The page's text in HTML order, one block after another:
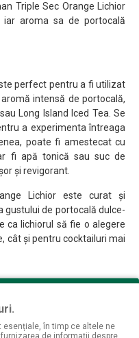
Triple Sec Orange Lichior
aroma sa de portocală
perfect pentru a fi utilizat
intensă de portocală,
Long Island Iced Tea. Se
a experimenta întreaga
poate fi amestecat cu
fi apă tonică sau suc de
și revigorant.
Lichior este curat și
gustului de portocală dulce-
ca lichiorul să fie o alegere
cât și pentru cocktailuri mai
cu o experiență de
și distribuția unui
în timp ce altele ne
de informații despre